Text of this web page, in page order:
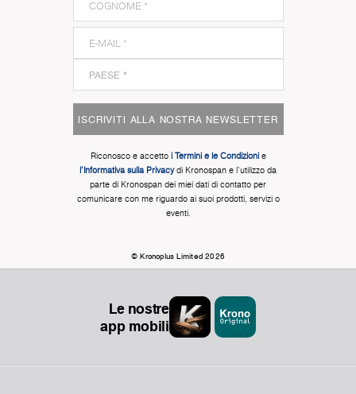
ISCRIVITI ALLA NOSTRA NEWSLETTER
Riconosco e accetto i Termini e le Condizionie
l'Informativa sulla Privacydi Kronospan e l'utilizzo da
parte di Kronospan dei miei dati di contatto per
comunicare con me riguardo ai suoi prodotti, servizi o
eventi.
© Kronoplus Limited 2026
Le nostre
app mobili